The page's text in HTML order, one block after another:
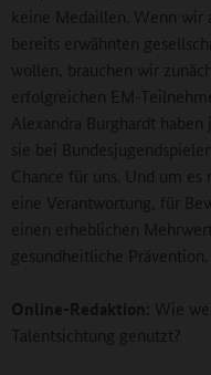
keine Medaillen. Wenn wir
bereits erwähnten
wollen, brauchen wir
erfolgreichen EM-
Alexandra Burghardt haben
sie bei
Chance für uns. Und um
eine Verantwortung, für
einen erheblichen
gesundheitliche Prävention.
Online-Redaktion: Wie
Talentsichtung genutzt?